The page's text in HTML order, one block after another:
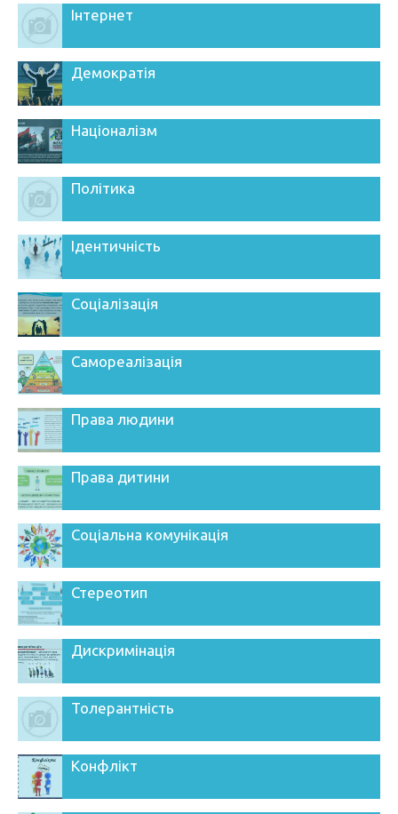
Інтернет
Демократія
Націоналізм
Політика
Ідентичність
Соціалізація
Самореалізація
Права людини
Права дитини
Соціальна комунікація
Стереотип
Дискримінація
Толерантність
Конфлікт